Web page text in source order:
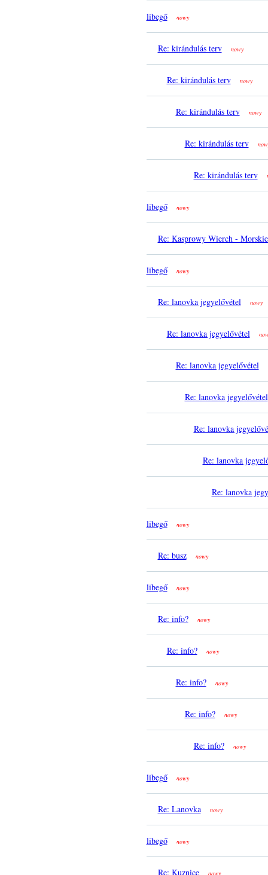
libegő nowy
Re: kirándulás terv nowy
Re: kirándulás terv nowy
Re: kirándulás terv nowy
Re: kirándulás terv
Re: kirándulás terv
libegő nowy
Re: Kasprowy Wierch -
libegő nowy
Re: lanovka jegyelővétel nowy
Re: lanovka jegyelővétel
Re: lanovka jegyelővétel
Re: lanovka jegyelővétel
Re: lanovka
Re: lanovka
Re: lanovka
libegő nowy
Re: busz nowy
libegő nowy
Re: info? nowy
Re: info? nowy
Re: info? nowy
Re: info? nowy
Re: info? nowy
libegő nowy
Re: Lanovka nowy
libegő nowy
Re: Kuznice nowy